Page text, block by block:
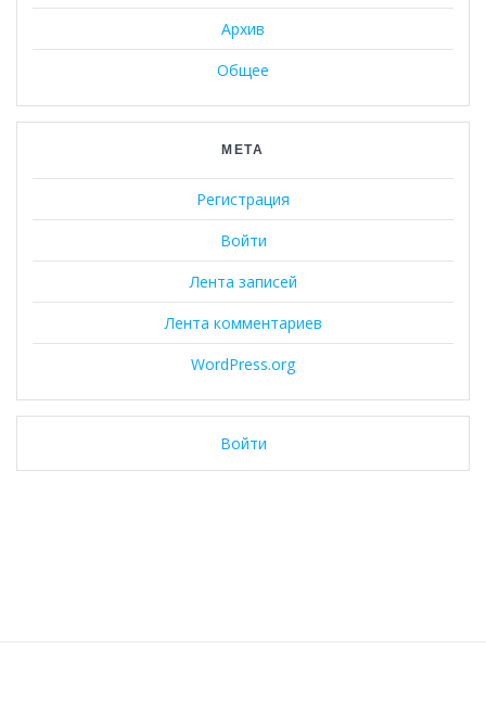
Архив
Общее
МЕТА
Регистрация
Войти
Лента записей
Лента комментариев
WordPress.org
Войти